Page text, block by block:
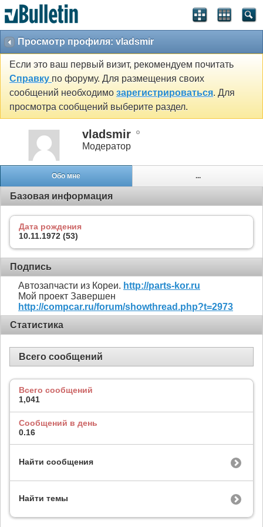
Просмотр профиля: vladsmir
Если это ваш первый визит, рекомендуем почитать
Справку по форуму. Для размещения своих
сообщений необходимо зарегистрироваться. Для
просмотра сообщений выберите раздел.
vladsmir
Модератор
Обо мне ...
Базовая информация
Дата рождения
10.11.1972 (53)
Подпись
Автозапчасти из Кореи. http://parts-kor.ru
Мой проект Завершен
http://compcar.ru/forum/showthread.php?t=2973
Статистика
Всего сообщений
Всего сообщений
1,041
Сообщений в день
0.16
Найти сообщения
Найти темы